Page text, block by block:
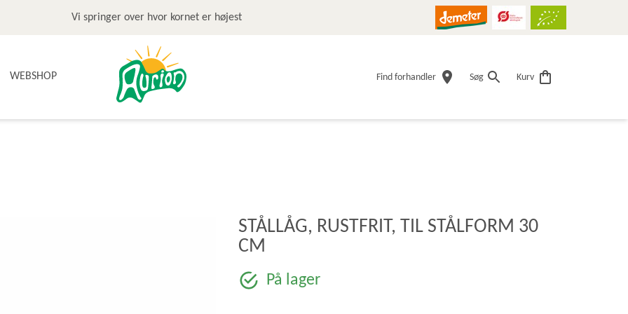
Vi springer over hvor kornet er højest
WEBSHOP Find forhandler Søg Kurv
STÅLLÅG, RUSTFRIT, TIL STÅLFORM 30
CM
På lager